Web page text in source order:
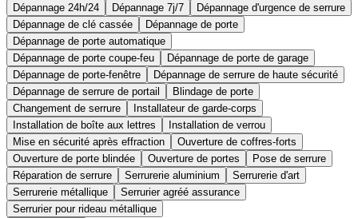
Dépannage 24h/24
Dépannage 7j/7
Dépannage d'urgence de serrure
Dépannage de clé cassée
Dépannage de porte
Dépannage de porte automatique
Dépannage de porte coupe-feu
Dépannage de porte de garage
Dépannage de porte-fenêtre
Dépannage de serrure de haute sécurité
Dépannage de serrure de portail
Blindage de porte
Changement de serrure
Installateur de garde-corps
Installation de boîte aux lettres
Installation de verrou
Mise en sécurité après effraction
Ouverture de coffres-forts
Ouverture de porte blindée
Ouverture de portes
Pose de serrure
Réparation de serrure
Serrurerie aluminium
Serrurerie d'art
Serrurerie métallique
Serrurier agréé assurance
Serrurier pour rideau métallique